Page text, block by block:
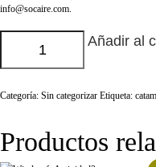
info@socaire.com.
Añadir al
Categoría: Sin categorizar Etiqueta:
Productos